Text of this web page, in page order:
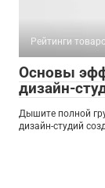
Рейтинги
Основы
дизайн-
Дышите полной
дизайн-студий